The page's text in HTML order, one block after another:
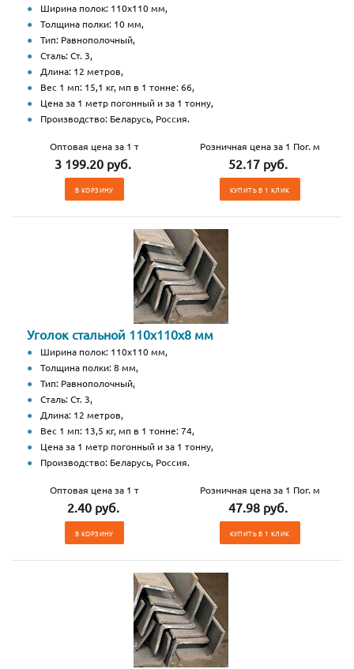
Ширина полок: 110х110 мм,
Толщина полки: 10 мм,
Тип: Равнополочный,
Сталь: Ст. 3,
Длина: 12 метров,
Вес 1 мп: 15,1 кг, мп в 1 тонне: 66,
Цена за 1 метр погонный и за 1 тонну,
Производство: Беларусь, Россия.
Оптовая цена за 1 т
3 199.20 руб.
В КОРЗИНУ
Розничная цена за 1 Пог. м
52.17 руб.
КУПИТЬ В 1 КЛИК
Уголок стальной 110х110х8 мм
Ширина полок: 110х110 мм,
Толщина полки: 8 мм,
Тип: Равнополочный,
Сталь: Ст. 3,
Длина: 12 метров,
Вес 1 мп: 13,5 кг, мп в 1 тонне: 74,
Цена за 1 метр погонный и за 1 тонну,
Производство: Беларусь, Россия.
Оптовая цена за 1 т
2.40 руб.
В КОРЗИНУ
Розничная цена за 1 Пог. м
47.98 руб.
КУПИТЬ В 1 КЛИК